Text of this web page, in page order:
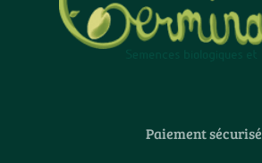
Paiement sécurisé